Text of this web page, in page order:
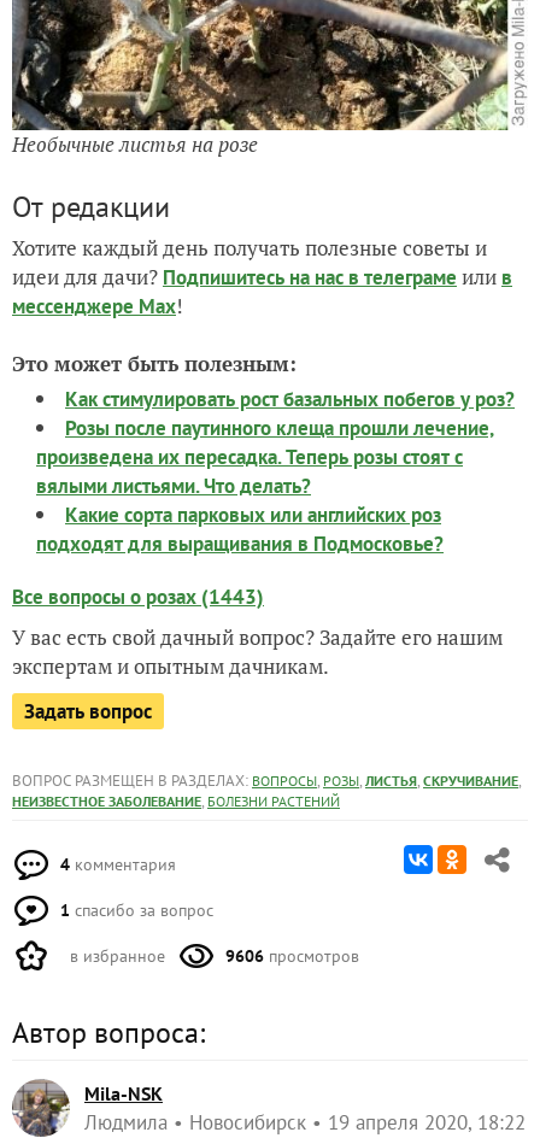
Необычные листья на розе
От редакции
Хотите каждый день получать полезные советы и
идеи для дачи? Подпишитесь на нас в телеграме или в
мессенджере Max!
Это может быть полезным:
Как стимулировать рост базальных побегов у роз?
Розы после паутинного клеща прошли лечение,
произведена их пересадка. Теперь розы стоят с
вялыми листьями. Что делать?
Какие сорта парковых или английских роз
подходят для выращивания в Подмосковье?
Все вопросы о розах (1443)
У вас есть свой дачный вопрос? Задайте его нашим
экспертам и опытным дачникам.
Задать вопрос
ВОПРОС РАЗМЕЩЕН В РАЗДЕЛАХ: ВОПРОСЫ, РОЗЫ, ЛИСТЬЯ, СКРУЧИВАНИЕ,
НЕИЗВЕСТНОЕ ЗАБОЛЕВАНИЕ, БОЛЕЗНИ РАСТЕНИЙ
4 комментария
1 спасибо за вопрос
в избранное 9606 просмотров
Автор вопроса:
Mila-NSK
Людмила Новосибирск 19 апреля 2020, 18:22